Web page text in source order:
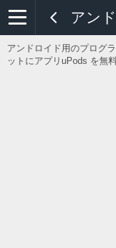
アン
アンドロイド用のプログ
ットにアプリuPods を無